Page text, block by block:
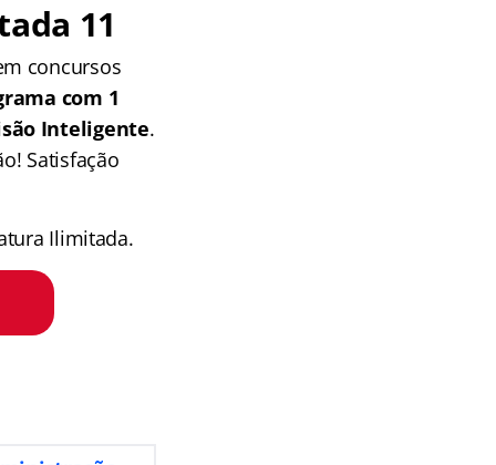
11
concursos
com 1
Inteligente.
Satisfação
Ilimitada.